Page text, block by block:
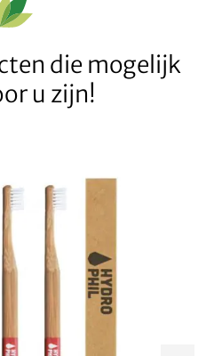
die mogelijk
u zijn!